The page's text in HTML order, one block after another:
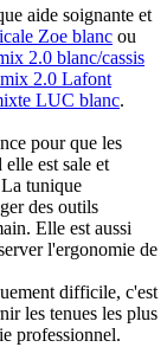
aide soignante et
Zoe blanc ou
2.0 blanc/cassis
2.0 Lafont
LUC blanc.
pour que les
est sale et
La tunique
des outils
Elle est aussi
l'ergonomie de
difficile, c'est
les tenues les plus
professionnel.